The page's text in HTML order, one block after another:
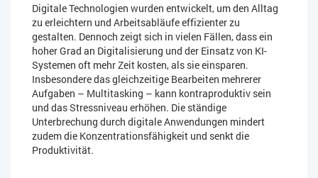
Digitale Technologien wurden entwickelt, um den Alltag
zu erleichtern und Arbeitsabläufe effizienter zu
gestalten. Dennoch zeigt sich in vielen Fällen, dass ein
hoher Grad an Digitalisierung und der Einsatz von KI-
Systemen oft mehr Zeit kosten, als sie einsparen.
Insbesondere das gleichzeitige Bearbeiten mehrerer
Aufgaben – Multitasking – kann kontraproduktiv sein
und das Stressniveau erhöhen. Die ständige
Unterbrechung durch digitale Anwendungen mindert
zudem die Konzentrationsfähigkeit und senkt die
Produktivität.